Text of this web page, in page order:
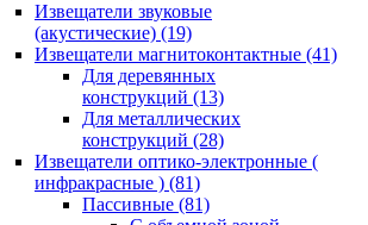
Извещатели звуковые
(акустические) (19)
Извещатели магнитоконтактные (41)
Для деревянных
конструкций (13)
Для металлических
конструкций (28)
Извещатели оптико-электронные (
инфракрасные ) (81)
Пассивные (81)